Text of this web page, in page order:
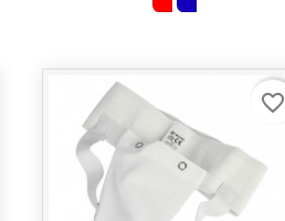
favorite_border